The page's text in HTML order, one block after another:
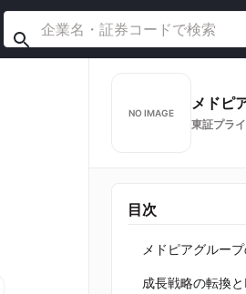
NO IMAGE
東証プラ
目次
メドピアグルー
成長戦略の転換